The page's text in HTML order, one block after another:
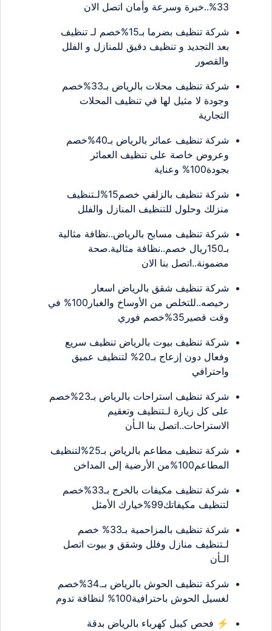
33%..خبرة وسرعة وأمان اتصل الان
شركة تنظيف بضرما بـ15%خصم لـ تنظيف
بعد التجديد و تنظيف دقيق للمنازل و الفلل
والقصور
شركة تنظيف محلات بالرياض بـ33%خصم
وجودة لا مثيل لها في تنظيف المحلات
التجارية
شركة تنظيف عمائر بالرياض بـ40%خصم
وعروض خاصة على تنظيف العمائر
بجودة100% وعناية
شركة تنظيف بالزلفي خصم15%لـتنظيف
منزلك وحلول للتنظيف المنازل والفلل
شركة تنظيف مسابح بالرياض..نظافة مثالية
بـ150ريال خصم..نظافة مثالية.صحة
مضمونة..اتصل بنا الان
شركة تنظيف شقق بالرياض اسعار
رخيصه..للتخلص من الأوساخ والغبار100% في
وقت قصير35%خصم فوري
شركة تنظيف بيوت بالرياض تنظيف سريع
وفعال دون إزعاج بـ20% لتنظيف عميق
واحترافي
شركة تنظيف استراحات بالرياض بـ23%خصم
على كل زيارة لـتنظيف وتعقيم
الاستراحات..اتصل بنا الـأن
شركة تنظيف مطاعم بالرياض بـ25%لتنظيف
المطاعم100%من الأرضية إلى المداخن
شركة تنظيف مكيفات بالخرج بـ33%خصم
لتنظيف مكيفاتك99%خيارك الأمثل
شركة تنظيف بالمزاحمية بـ33% خصم
لـتنظيف منازل وفلل وشقق و بيوت اتصل
الـأن
شركة تنظيف الحوش بالرياض بـ.34%خصم
لغسيل الحوش باحترافية100% لنظافة تدوم
⚡ فحص كيبل كهرباء بالرياض بدقة